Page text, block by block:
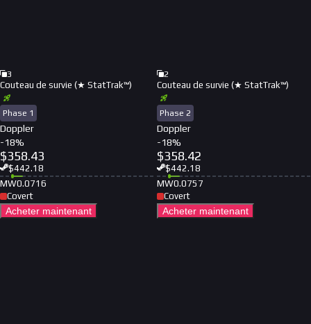
3
Couteau de survie (★ StatTrak™)
Phase 1
Doppler
-18%
$358.43
$442.18
MW0.0716
Covert
Acheter maintenant
2
Couteau de survie (★ StatTrak™)
Phase 2
Doppler
-18%
$358.42
$442.18
MW0.0757
Covert
Acheter maintenant